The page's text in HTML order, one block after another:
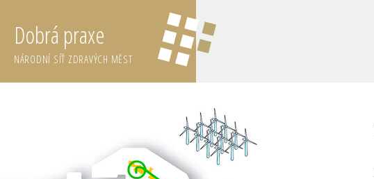
Dobrá praxe
NÁRODNÍ SÍŤ ZDRAVÝCH MĚST